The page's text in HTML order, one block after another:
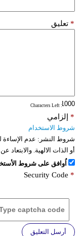
تعليق *
: Characters Left
إلزامي *
شروط الاستخدام
شروط النشر: عدم الإساءة
أو الذات الالهية.
اُوافق على شروط
Security Code *
أرسل التعليق